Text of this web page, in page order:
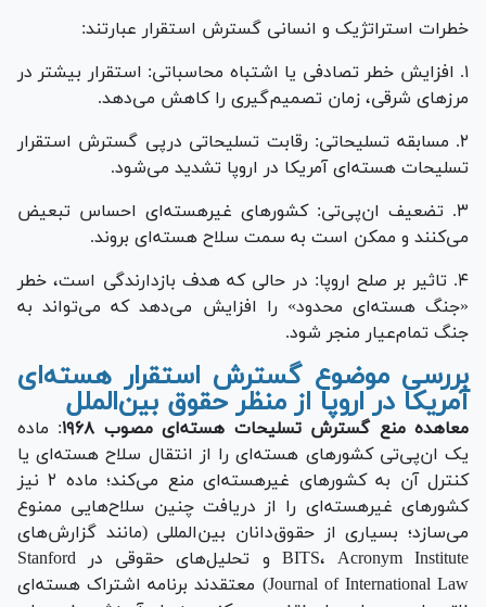
خطرات استراتژیک و انسانی گسترش استقرار عبارتند:
۱. افزایش خطر تصادفی یا اشتباه محاسباتی: استقرار بیشتر در
مرز‌های شرقی، زمان تصمیم‌گیری را کاهش می‌دهد.
۲. مسابقه تسلیحاتی: رقابت تسلیحاتی درپی گسترش استقرار
تسلیحات هسته‌ای آمریکا در اروپا تشدید می‌شود.
۳. تضعیف ان‌پی‌تی: کشور‌های غیرهسته‌ای احساس تبعیض
می‌کنند و ممکن است به سمت سلاح هسته‌ای بروند.
۴. تاثیر بر صلح اروپا: در حالی که هدف بازدارندگی است، خطر
«جنگ هسته‌ای محدود» را افزایش می‌دهد که می‌تواند به
جنگ تمام‌عیار منجر شود.
بررسی موضوع گسترش استقرار هسته‌ای
آمریکا در اروپا از منظر حقوق بین‌الملل
معاهده منع گسترش تسلیحات هسته‌ای مصوب ۱۹۶۸
: ماده
یک ان‌پی‌تی کشور‌های هسته‌ای را از انتقال سلاح هسته‌ای یا
کنترل آن به کشور‌های غیرهسته‌ای منع می‌کند؛ ماده ۲ نیز
کشور‌های غیرهسته‌ای را از دریافت چنین سلاح‌هایی ممنوع
می‌سازد؛ بسیاری از حقوق‌دانان بین‌المللی (مانند گزارش‌های
BITS، Acronym Institute و تحلیل‌های حقوقی در Stanford
Journal of International Law) معتقدند برنامه اشتراک هسته‌ای